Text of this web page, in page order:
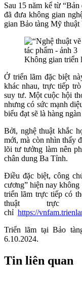
Sau 15 năm kể từ
đã đưa không gian
gian Bảo tàng Mỹ thuật
Không gian triển
Ở triển lãm đặc biệt
khác nhau, trực tiếp
suy tư. Một cuộc hội
nhưng có sức mạnh
biểu đạt sẽ là hàng
Bởi, nghệ thuật khắc
mới, mà còn nhìn thấy
lõi tư tưởng làm nên
chân dung Ba Tỉnh.
Điều đặc biệt, công
cương” hiện nay
triển lãm trực tiếp có
thuật trực
chỉ https://
Triển lãm tại Bảo
6.10.2024.
Tin liên quan